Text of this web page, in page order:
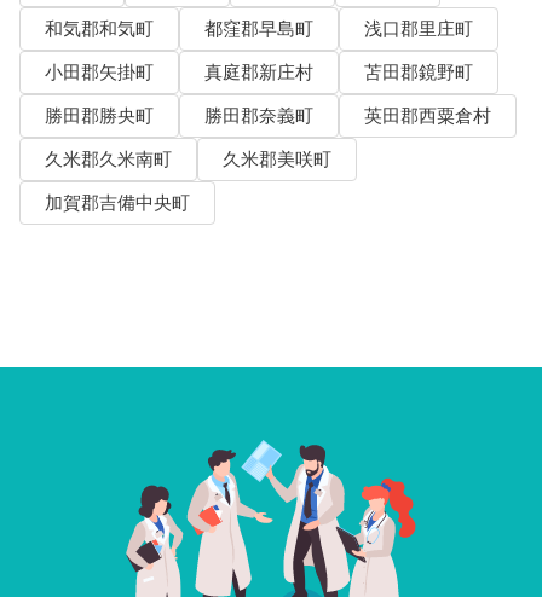
和気郡和気町
都窪郡早島町
浅口郡里庄町
小田郡矢掛町
真庭郡新庄村
苫田郡鏡野町
勝田郡勝央町
勝田郡奈義町
英田郡西粟倉村
久米郡久米南町
久米郡美咲町
加賀郡吉備中央町